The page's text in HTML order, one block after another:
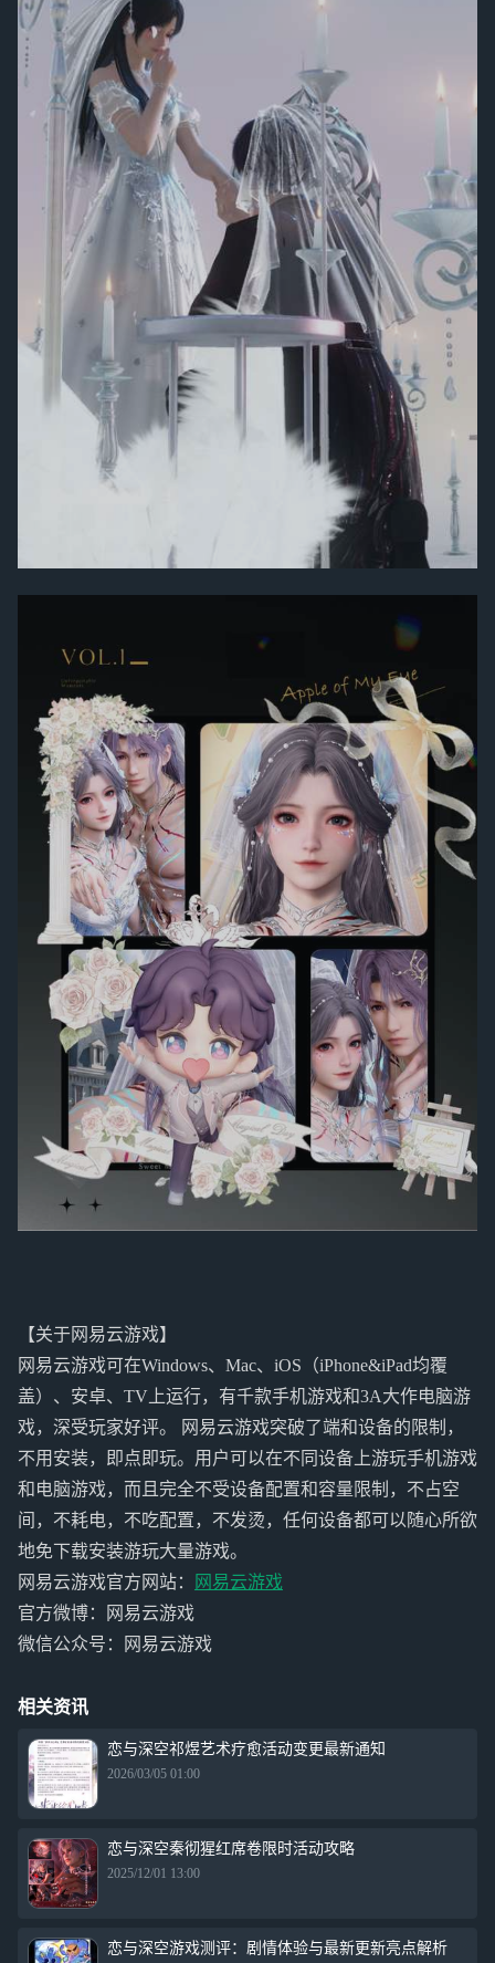
【关于网易云游戏】
网易云游戏可在Windows、Mac、iOS（iPhone&iPad均覆
盖）、安卓、TV上运行，有千款手机游戏和3A大作电脑游
戏，深受玩家好评。 网易云游戏突破了端和设备的限制，
不用安装，即点即玩。用户可以在不同设备上游玩手机游戏
和电脑游戏，而且完全不受设备配置和容量限制，不占空
间，不耗电，不吃配置，不发烫，任何设备都可以随心所欲
地免下载安装游玩大量游戏。
网易云游戏官方网站：
网易云游戏
官方微博：网易云游戏
微信公众号：网易云游戏
相关资讯
恋与深空祁煜艺术疗愈活动变更最新通知
2026/03/05 01:00
恋与深空秦彻猩红席卷限时活动攻略
2025/12/01 13:00
恋与深空游戏测评：剧情体验与最新更新亮点解析